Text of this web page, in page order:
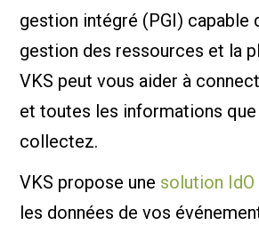
gestion intégré (PGI) capable
gestion des ressources et la
VKS peut vous aider à
et toutes les informations que
collectez.
VKS propose une solution IdO
les données de vos